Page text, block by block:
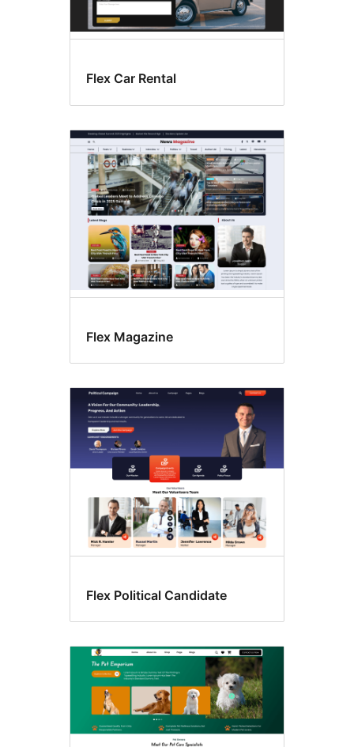
Flex Car Rental
Flex Magazine
Flex Political Candidate